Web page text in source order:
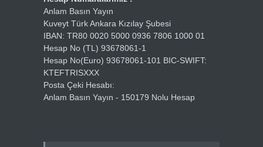
Anlam Basın Yayın
Kuveyt Türk Ankara Kızılay Şubesi
IBAN: TR80 0020 5000 0936 7806 1000 01
Hesap No (TL) 93678061-1
Hesap No(Euro) 93678061-101 BIC-SWIFT:
KTEFTRISXXX
Posta Çeki Hesabı:
Anlam Basın Yayın - 150179 Nolu Hesap